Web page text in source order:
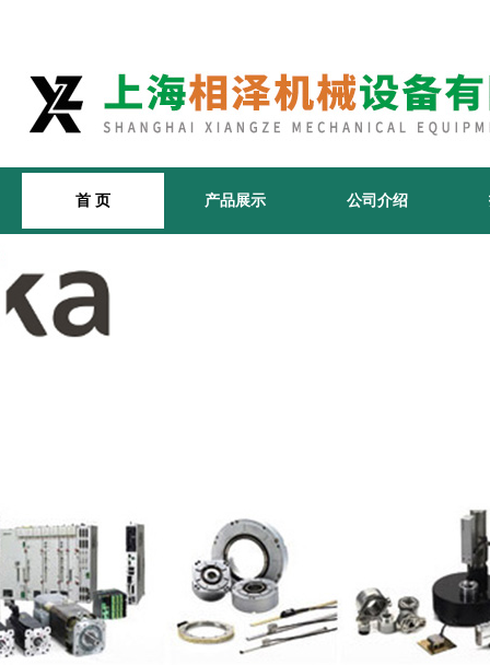
首 页 产品展示 公司介绍